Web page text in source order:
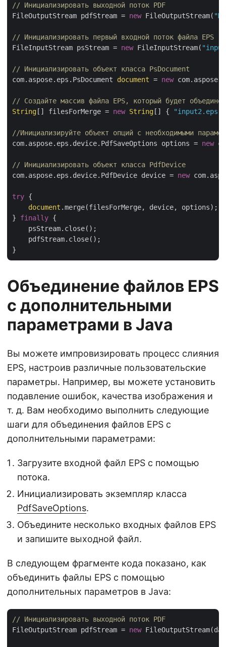
// Инициализировать выходной поток PDF
FileOutputStream pdfStream = new FileOutputStream(
// Инициализировать первый входной поток файла EPS
FileInputStream psStream = new FileInputStream(
// Инициализировать объект класса PsDocument
com.aspose.eps.PsDocument document = new
// Создайте массив файла EPS, который будет
String [] filesForMerge = new String [] { "input2.eps"
//Инициализируйте объект опций с необходимыми
com.aspose.eps.device.PdfSaveOptions options = new
// Инициализировать объект класса PdfDevice
com.aspose.eps.device.PdfDevice device = new
try {
document .merge(filesForMerge, device, options);
} finally {
    psStream.close();
    pdfStream.close();
Объединение файлов EPS
с дополнительными
параметрами в Java
Вы можете импровизировать процесс слияния
EPS, настроив различные пользовательские
параметры. Например, вы можете установить
подавление ошибок, качества изображения и
т. д. Вам необходимо выполнить следующие
шаги для объединения файлов EPS с
дополнительными параметрами:
Загрузите входной файл EPS с помощью
потока.
Инициализировать экземпляр класса
PdfSaveOptions.
Объедините несколько входных файлов EPS
и запишите выходной файл.
В следующем фрагменте кода показано, как
объединить файлы EPS с помощью
дополнительных параметров в Java:
// Инициализировать выходной поток PDF
FileOutputStream pdfStream = new